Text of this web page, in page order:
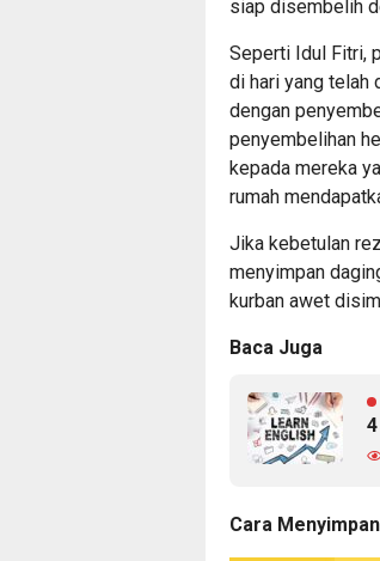
siap disembelih
Seperti Idul Fitri,
di hari yang telah
dengan
penyembelihan
kepada mereka
rumah
Jika kebetulan
menyimpan
kurban awet
Baca Juga
Cara